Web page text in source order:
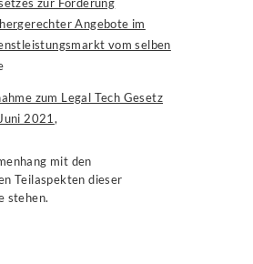
Angebote im
vom selben
zum Legal Tech Gesetz
2021 ,
mit den
Teilaspekten dieser
stehen.